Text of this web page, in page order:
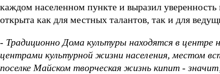
каждом населенном пункте и выразил
открыта как для местных талантов, так и для
- Традиционно Дома культуры находятся в
центрами культурной жизни населения, местом
поселке Майском творческая жизнь кипит -